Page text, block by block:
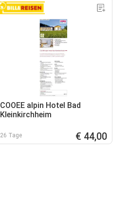
COOEE alpin Hotel Bad
Kleinkirchheim
26 Tage € 44,00